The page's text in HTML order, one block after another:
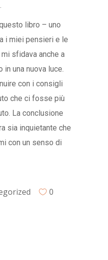
libro – uno
i miei pensieri e le
sfidava anche a
una nuova luce.
con i consigli
che ci fosse più
La conclusione
sia inquietante che
con un senso di
0